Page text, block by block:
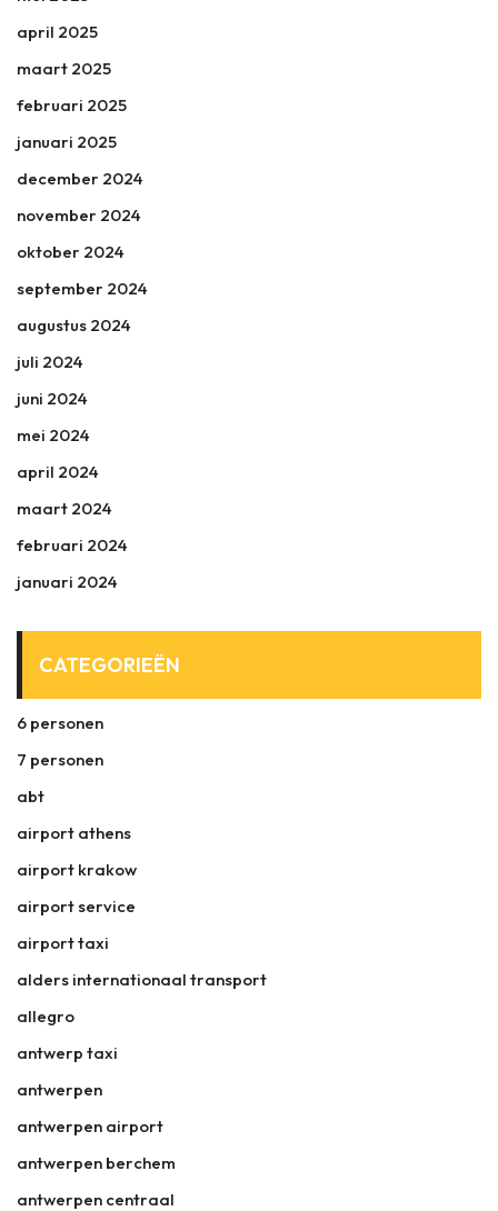
april 2025
maart 2025
februari 2025
januari 2025
december 2024
november 2024
oktober 2024
september 2024
augustus 2024
juli 2024
juni 2024
mei 2024
april 2024
maart 2024
februari 2024
januari 2024
CATEGORIEËN
6 personen
7 personen
abt
airport athens
airport krakow
airport service
airport taxi
alders internationaal transport
allegro
antwerp taxi
antwerpen
antwerpen airport
antwerpen berchem
antwerpen centraal